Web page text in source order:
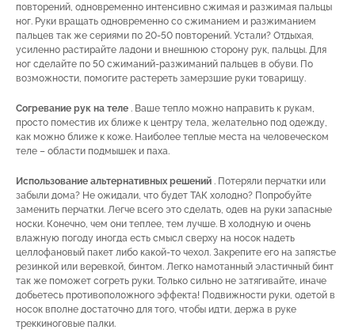
повторений, одновременно интенсивно сжимая и разжимая пальцы
ног. Руки вращать одновременно со сжиманием и разжиманием
пальцев так же сериями по 20-50 повторений. Устали? Отдыхая,
усиленно растирайте ладони и внешнюю сторону рук, пальцы. Для
ног сделайте по 50 сжиманий-разжиманий пальцев в обуви. По
возможности, помогите растереть замерзшие руки товарищу.
Согревание рук на теле . Ваше тепло можно направить к рукам,
просто поместив их ближе к центру тела, желательно под одежду,
как можно ближе к коже. Наиболее теплые места на человеческом
теле – области подмышек и паха.
Использование альтернативных решений . Потеряли перчатки или
забыли дома? Не ожидали, что будет ТАК холодно? Попробуйте
заменить перчатки. Легче всего это сделать, одев на руки запасные
носки. Конечно, чем они теплее, тем лучше. В холодную и очень
влажную погоду иногда есть смысл сверху на носок надеть
целлофановый пакет либо какой-то чехол. Закрепите его на запястье
резинкой или веревкой, бинтом. Легко намотанный эластичный бинт
так же поможет согреть руки. Только сильно не затягивайте, иначе
добьетесь противоположного эффекта! Подвижности руки, одетой в
носок вполне достаточно для того, чтобы идти, держа в руке
треккиноговые палки.